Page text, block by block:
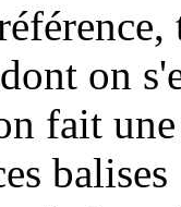
on
fait